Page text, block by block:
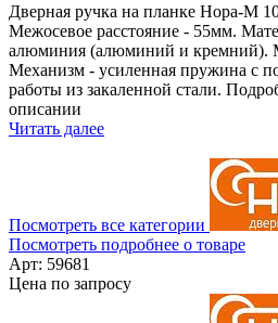
Дверная ручка на планке Нора-М
Межосевое расстояние - 55мм.
алюминия (алюминий и кремний).
Механизм - усиленная пружина с
работы из закаленной стали.
описании
Читать далее
Посмотреть все категории
Посмотреть подробнее о товаре
Арт: 59681
Цена по запросу